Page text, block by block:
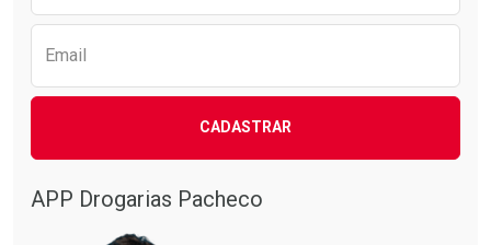
Email
CADASTRAR
APP Drogarias Pacheco